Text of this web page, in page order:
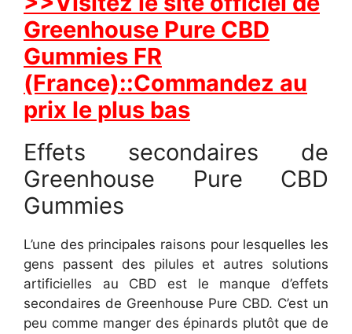
Greenhouse Pure CBD
Gummies FR
(France)::Commandez au
prix le plus bas
Effets secondaires de
Greenhouse Pure CBD
Gummies
L’une des principales raisons pour lesquelles les
gens passent des pilules et autres solutions
artificielles au CBD est le manque d’effets
secondaires de Greenhouse Pure CBD. C’est un
peu comme manger des épinards plutôt que de